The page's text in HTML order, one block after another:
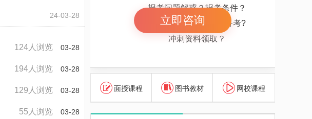
24-03-28
03-28
124人浏览
03-28
194人浏览
03-28
129人浏览
03-28
55人浏览
报考问题解惑？报考条件？
报考岗位解惑 怎么备考?
冲刺资料领取？
立即咨询
面授课程 图书教材 网校课程